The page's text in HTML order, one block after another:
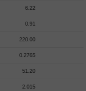
6.22
0.91
220.00
0.2765
51.20
2.015